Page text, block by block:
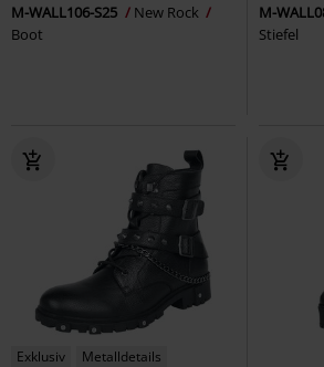
M-WALL106-S25
New Rock
Boot
M-
Stiefel
Exklusiv
Metalldetails